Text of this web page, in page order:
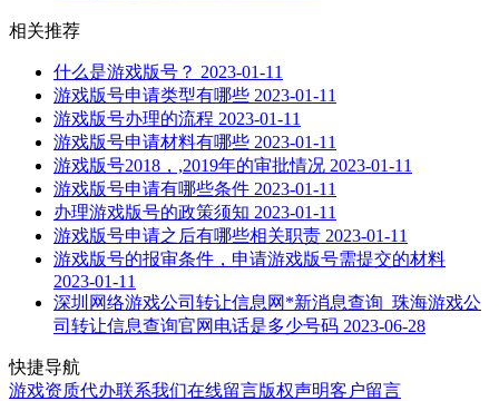
相关推荐
什么是游戏版号？ 2023-01-11
游戏版号申请类型有哪些 2023-01-11
游戏版号办理的流程 2023-01-11
游戏版号申请材料有哪些 2023-01-11
游戏版号2018，,2019年的审批情况 2023-01-11
游戏版号申请有哪些条件 2023-01-11
办理游戏版号的政策须知 2023-01-11
游戏版号申请之后有哪些相关职责 2023-01-11
游戏版号的报审条件，申请游戏版号需提交的材料
2023-01-11
深圳网络游戏公司转让信息网*新消息查询_珠海游戏公
司转让信息查询官网电话是多少号码 2023-06-28
快捷导航
游戏资质代办联系我们在线留言版权声明客户留言